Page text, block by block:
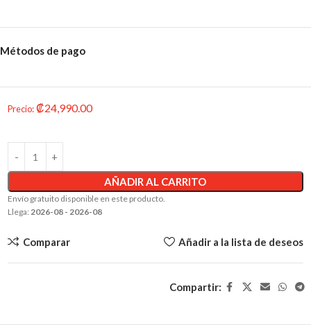
Métodos de pago
Precio:₡24,990.00
AÑADIR AL CARRITO
Envío gratuito disponible en este producto.
Llega: 2026-08 - 2026-08
Comparar Añadir a la lista de deseos
Compartir: